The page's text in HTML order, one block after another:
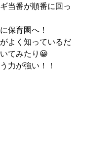
当番が順番に回っ
保育園へ！
よく知っているだ
てみたり😀
力が強い！！